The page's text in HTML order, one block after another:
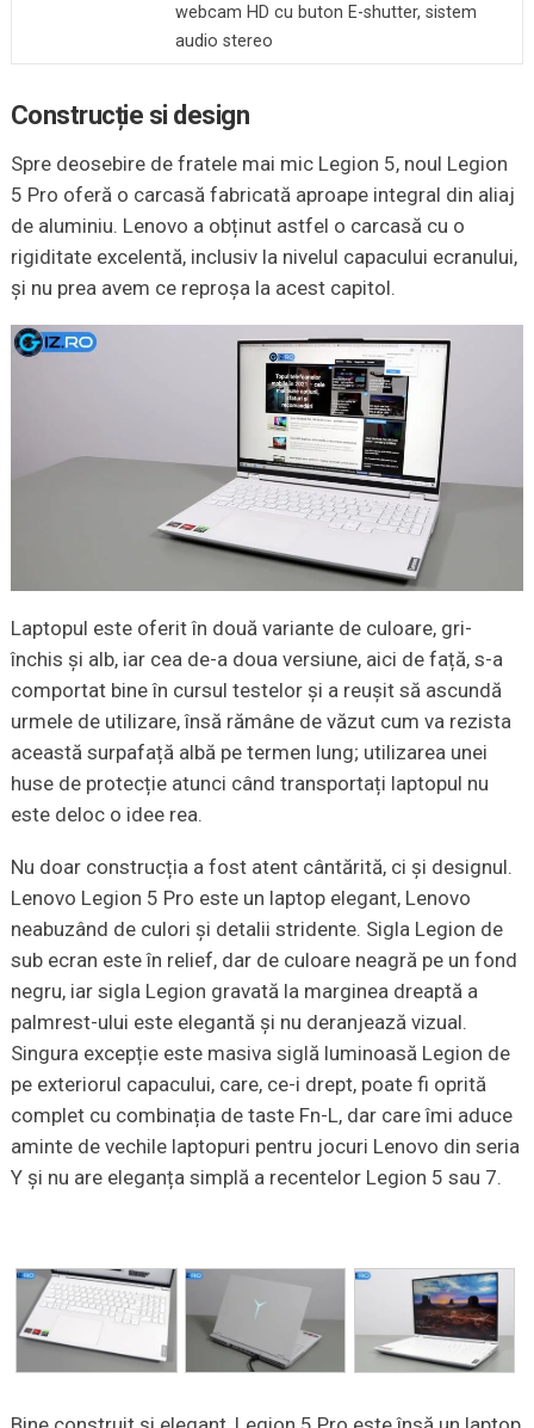
webcam HD cu buton E-shutter, sistem
audio stereo
Construcție si design
Spre deosebire de fratele mai mic Legion 5, noul Legion
5 Pro oferă o carcasă fabricată aproape integral din aliaj
de aluminiu. Lenovo a obținut astfel o carcasă cu o
rigiditate excelentă, inclusiv la nivelul capacului ecranului,
și nu prea avem ce reproșa la acest capitol.
Laptopul este oferit în două variante de culoare, gri-
închis și alb, iar cea de-a doua versiune, aici de față, s-a
comportat bine în cursul testelor și a reușit să ascundă
urmele de utilizare, însă rămâne de văzut cum va rezista
această surpafață albă pe termen lung; utilizarea unei
huse de protecție atunci când transportați laptopul nu
este deloc o idee rea.
Nu doar construcția a fost atent cântărită, ci și designul.
Lenovo Legion 5 Pro este un laptop elegant, Lenovo
neabuzând de culori și detalii stridente. Sigla Legion de
sub ecran este în relief, dar de culoare neagră pe un fond
negru, iar sigla Legion gravată la marginea dreaptă a
palmrest-ului este elegantă și nu deranjează vizual.
Singura excepție este masiva siglă luminoasă Legion de
pe exteriorul capacului, care, ce-i drept, poate fi oprită
complet cu combinația de taste Fn-L, dar care îmi aduce
aminte de vechile laptopuri pentru jocuri Lenovo din seria
Y și nu are eleganța simplă a recentelor Legion 5 sau 7.